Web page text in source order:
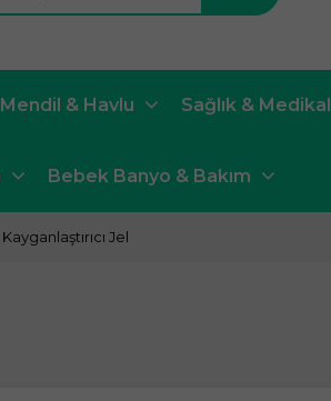
& Havlu Sağlık & Medikal
Bebek Banyo & Bakım
Kayganlaştırıcı Jel